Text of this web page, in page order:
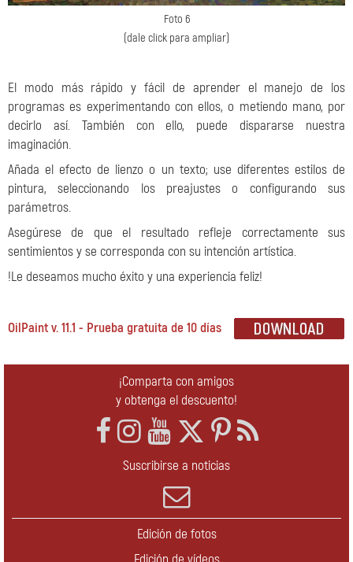
Foto 6
(dale click para ampliar)
El modo más rápido y fácil de aprender el manejo de los
programas es experimentando con ellos, o metiendo mano, por
decirlo así. También con ello, puede dispararse nuestra
imaginación.
Añada el efecto de lienzo o un texto; use diferentes estilos de
pintura, seleccionando los preajustes o configurando sus
parámetros.
Asegúrese de que el resultado refleje correctamente sus
sentimientos y se corresponda con su intención artística.
!Le deseamos mucho éxito y una experiencia feliz!
OilPaint v. 11.1 - Prueba gratuita de 10 días
¡Comparta con amigos
y obtenga el descuento!
Suscribirse a noticias
Edición de fotos